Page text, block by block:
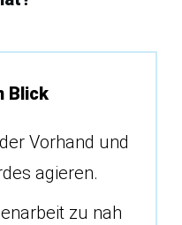
Blick
Vorhand und
agieren.
zu nah